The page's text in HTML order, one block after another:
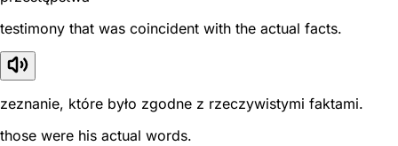
testimony that was coincident with the actual facts.
zeznanie, które było zgodne z rzeczywistymi faktami.
those were his actual words.